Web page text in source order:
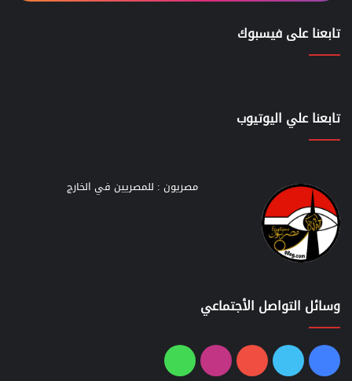
تابعنا على فيسبوك
تابعنا علي اليوتيوب
مصريون : للمصريين في الخارج
وسائل التواصل الأجتماعي
فيسبوك
تويتر يوتيوبانستقرامواتساب